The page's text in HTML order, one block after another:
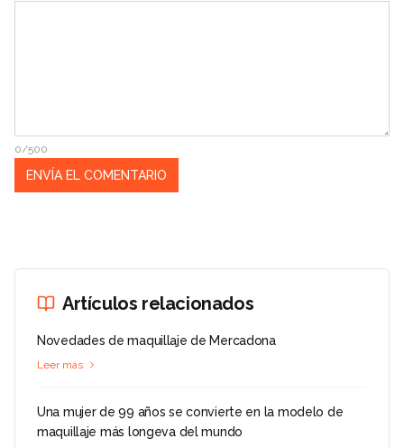
0/500
Artículos relacionados
Novedades de maquillaje de Mercadona
Leer más
Una mujer de 99 años se convierte en la modelo de
maquillaje más longeva del mundo